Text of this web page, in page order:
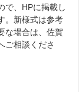
で、HPに掲載し
。新様式は参考
な場合は、佐賀
ご相談くださ